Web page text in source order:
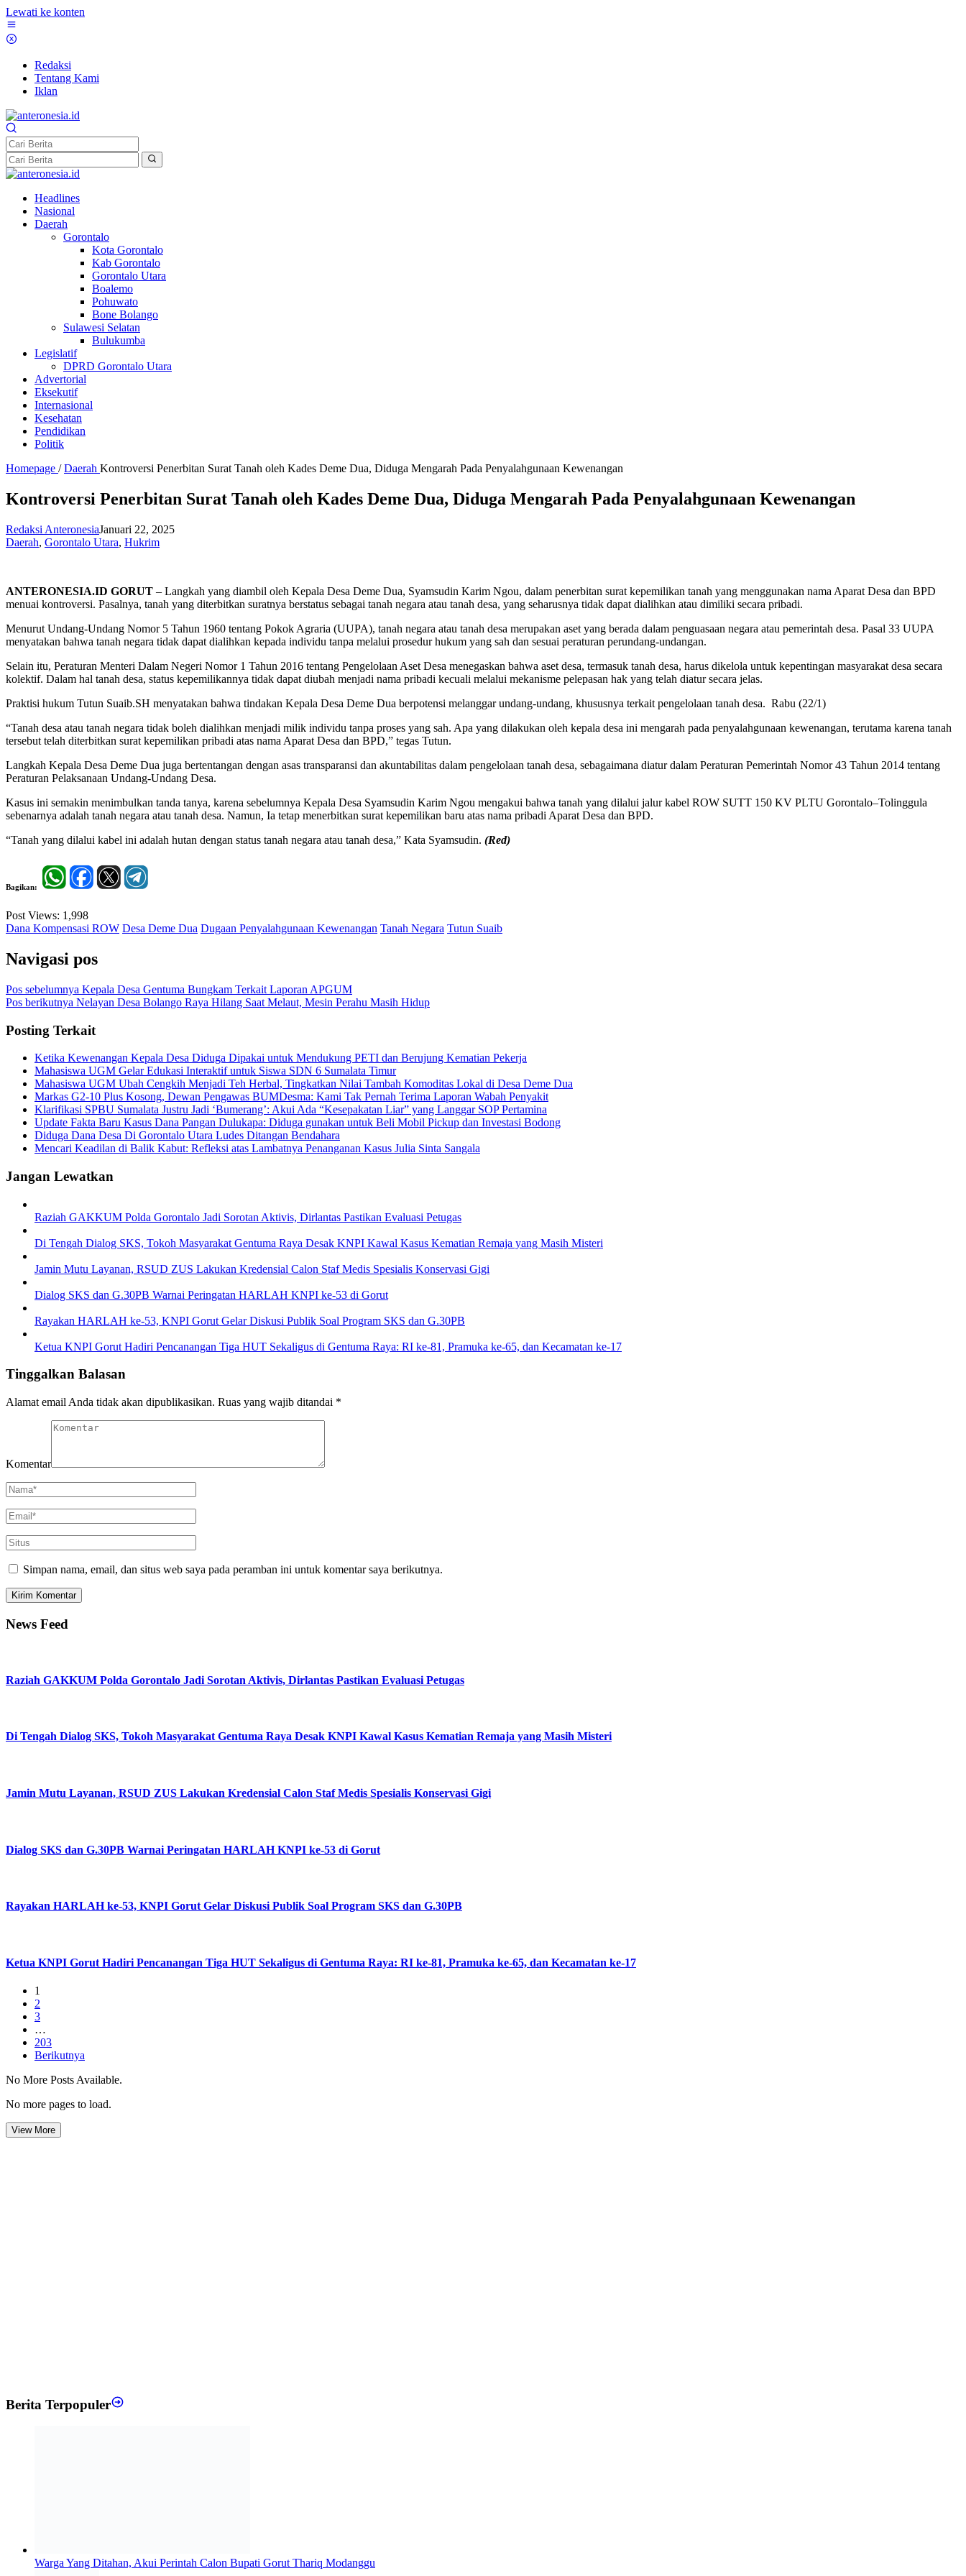
Lewati ke konten
Redaksi
Tentang Kami
Iklan
Headlines
Nasional
Daerah
Gorontalo
Kota Gorontalo
Kab Gorontalo
Gorontalo Utara
Boalemo
Pohuwato
Bone Bolango
Sulawesi Selatan
Bulukumba
Legislatif
DPRD Gorontalo Utara
Advertorial
Eksekutif
Internasional
Kesehatan
Pendidikan
Politik
Homepage / Daerah Kontroversi Penerbitan Surat Tanah oleh Kades Deme Dua, Diduga Mengarah Pada Penyalahgunaan Kewenangan
Kontroversi Penerbitan Surat Tanah oleh Kades Deme Dua, Diduga Mengarah Pada Penyalahgunaan Kewenangan
Redaksi AnteronesiaJanuari 22, 2025
Daerah, Gorontalo Utara, Hukrim
ANTERONESIA.ID GORUT – Langkah yang diambil oleh Kepala Desa Deme Dua, Syamsudin Karim Ngou, dalam penerbitan surat kepemilikan tanah yang menggunakan nama Aparat Desa dan BPD
menuai kontroversi. Pasalnya, tanah yang diterbitkan suratnya berstatus sebagai tanah negara atau tanah desa, yang seharusnya tidak dapat dialihkan atau dimiliki secara pribadi.
Menurut Undang-Undang Nomor 5 Tahun 1960 tentang Pokok Agraria (UUPA), tanah negara atau tanah desa merupakan aset yang berada dalam penguasaan negara atau pemerintah desa. Pasal 33 UUPA
menyatakan bahwa tanah negara tidak dapat dialihkan kepada individu tanpa melalui prosedur hukum yang sah dan sesuai peraturan perundang-undangan.
Selain itu, Peraturan Menteri Dalam Negeri Nomor 1 Tahun 2016 tentang Pengelolaan Aset Desa menegaskan bahwa aset desa, termasuk tanah desa, harus dikelola untuk kepentingan masyarakat desa secara
kolektif. Dalam hal tanah desa, status kepemilikannya tidak dapat diubah menjadi nama pribadi kecuali melalui mekanisme pelepasan hak yang telah diatur secara jelas.
Praktisi hukum Tutun Suaib.SH menyatakan bahwa tindakan Kepala Desa Deme Dua berpotensi melanggar undang-undang, khususnya terkait pengelolaan tanah desa. Rabu (22/1)
“Tanah desa atau tanah negara tidak boleh dialihkan menjadi milik individu tanpa proses yang sah. Apa yang dilakukan oleh kepala desa ini mengarah pada penyalahgunaan kewenangan, terutama karena tanah
tersebut telah diterbitkan surat kepemilikan pribadi atas nama Aparat Desa dan BPD,” tegas Tutun.
Langkah Kepala Desa Deme Dua juga bertentangan dengan asas transparansi dan akuntabilitas dalam pengelolaan tanah desa, sebagaimana diatur dalam Peraturan Pemerintah Nomor 43 Tahun 2014 tentang
Peraturan Pelaksanaan Undang-Undang Desa.
Kasus ini semakin menimbulkan tanda tanya, karena sebelumnya Kepala Desa Syamsudin Karim Ngou mengakui bahwa tanah yang dilalui jalur kabel ROW SUTT 150 KV PLTU Gorontalo–Tolinggula
sebenarnya adalah tanah negara atau tanah desa. Namun, Ia tetap menerbitkan surat kepemilikan baru atas nama pribadi Aparat Desa dan BPD.
“Tanah yang dilalui kabel ini adalah hutan dengan status tanah negara atau tanah desa,” Kata Syamsudin. (Red)
Bagikan:
Post Views: 1,998
Dana Kompensasi ROW Desa Deme Dua Dugaan Penyalahgunaan Kewenangan Tanah Negara Tutun Suaib
Navigasi pos
Pos sebelumnya Kepala Desa Gentuma Bungkam Terkait Laporan APGUM
Pos berikutnya Nelayan Desa Bolango Raya Hilang Saat Melaut, Mesin Perahu Masih Hidup
Posting Terkait
Ketika Kewenangan Kepala Desa Diduga Dipakai untuk Mendukung PETI dan Berujung Kematian Pekerja
Mahasiswa UGM Gelar Edukasi Interaktif untuk Siswa SDN 6 Sumalata Timur
Mahasiswa UGM Ubah Cengkih Menjadi Teh Herbal, Tingkatkan Nilai Tambah Komoditas Lokal di Desa Deme Dua
Markas G2-10 Plus Kosong, Dewan Pengawas BUMDesma: Kami Tak Pernah Terima Laporan Wabah Penyakit
Klarifikasi SPBU Sumalata Justru Jadi ‘Bumerang’: Akui Ada “Kesepakatan Liar” yang Langgar SOP Pertamina
Update Fakta Baru Kasus Dana Pangan Dulukapa: Diduga gunakan untuk Beli Mobil Pickup dan Investasi Bodong
Diduga Dana Desa Di Gorontalo Utara Ludes Ditangan Bendahara
Mencari Keadilan di Balik Kabut: Refleksi atas Lambatnya Penanganan Kasus Julia Sinta Sangala
Jangan Lewatkan
Raziah GAKKUM Polda Gorontalo Jadi Sorotan Aktivis, Dirlantas Pastikan Evaluasi Petugas
Di Tengah Dialog SKS, Tokoh Masyarakat Gentuma Raya Desak KNPI Kawal Kasus Kematian Remaja yang Masih Misteri
Jamin Mutu Layanan, RSUD ZUS Lakukan Kredensial Calon Staf Medis Spesialis Konservasi Gigi
Dialog SKS dan G.30PB Warnai Peringatan HARLAH KNPI ke-53 di Gorut
Rayakan HARLAH ke-53, KNPI Gorut Gelar Diskusi Publik Soal Program SKS dan G.30PB
Ketua KNPI Gorut Hadiri Pencanangan Tiga HUT Sekaligus di Gentuma Raya: RI ke-81, Pramuka ke-65, dan Kecamatan ke-17
Tinggalkan Balasan
Alamat email Anda tidak akan dipublikasikan. Ruas yang wajib ditandai *
Komentar
Simpan nama, email, dan situs web saya pada peramban ini untuk komentar saya berikutnya.
News Feed
Raziah GAKKUM Polda Gorontalo Jadi Sorotan Aktivis, Dirlantas Pastikan Evaluasi Petugas
Di Tengah Dialog SKS, Tokoh Masyarakat Gentuma Raya Desak KNPI Kawal Kasus Kematian Remaja yang Masih Misteri
Jamin Mutu Layanan, RSUD ZUS Lakukan Kredensial Calon Staf Medis Spesialis Konservasi Gigi
Dialog SKS dan G.30PB Warnai Peringatan HARLAH KNPI ke-53 di Gorut
Rayakan HARLAH ke-53, KNPI Gorut Gelar Diskusi Publik Soal Program SKS dan G.30PB
Ketua KNPI Gorut Hadiri Pencanangan Tiga HUT Sekaligus di Gentuma Raya: RI ke-81, Pramuka ke-65, dan Kecamatan ke-17
1
2
3
…
203
Berikutnya
No More Posts Available.
No more pages to load.
View More
Berita Terpopuler